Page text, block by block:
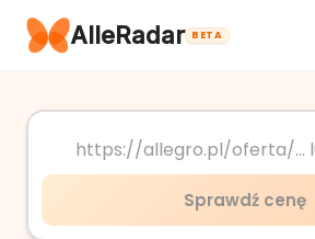
AlleRadar BETA
Okazje
Sprawdź cenę